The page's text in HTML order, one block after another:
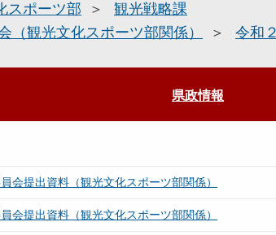
スポーツ部
観光戦略課
観光文化スポーツ部関係）
令和
県政情報
会提出資料（観光文化スポーツ部関係）
会提出資料（観光文化スポーツ部関係）